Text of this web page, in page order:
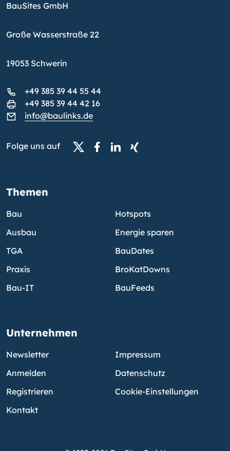
BauSites GmbH
Große Wasserstraße 22
19053 Schwerin
+49 385 39 44 55 44
+49 385 39 44 42 16
info@baulinks.de
Folge uns auf
Themen
Bau
Ausbau
TGA
Praxis
Bau-IT
Hotspots
Energie sparen
BauDates
BroKatDowns
BauFeeds
Unternehmen
Newsletter
Anmelden
Registrieren
Kontakt
Impressum
Datenschutz
Cookie-Einstellungen